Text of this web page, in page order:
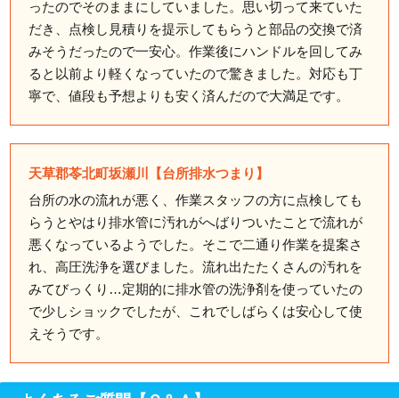
ったのでそのままにしていました。思い切って来ていた
だき、点検し見積りを提示してもらうと部品の交換で済
みそうだったので一安心。作業後にハンドルを回してみ
ると以前より軽くなっていたので驚きました。対応も丁
寧で、値段も予想よりも安く済んだので大満足です。
天草郡苓北町坂瀬川【台所排水つまり】
台所の水の流れが悪く、作業スタッフの方に点検しても
らうとやはり排水管に汚れがへばりついたことで流れが
悪くなっているようでした。そこで二通り作業を提案さ
れ、高圧洗浄を選びました。流れ出たたくさんの汚れを
みてびっくり…定期的に排水管の洗浄剤を使っていたの
で少しショックでしたが、これでしばらくは安心して使
えそうです。